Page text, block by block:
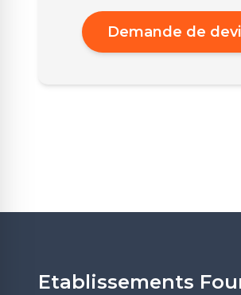
Demande de
Etablissements